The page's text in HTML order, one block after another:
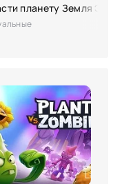
планету Земля ЭКО